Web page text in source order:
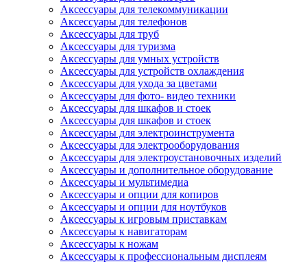
Аксессуары для телекоммуникации
Аксессуары для телефонов
Аксессуары для труб
Аксессуары для туризма
Аксессуары для умных устройств
Аксессуары для устройств охлаждения
Аксессуары для ухода за цветами
Аксессуары для фото- видео техники
Аксессуары для шкафов и стоек
Аксессуары для шкафов и стоек
Аксессуары для электроинструмента
Аксессуары для электрооборудования
Аксессуары для электроустановочных изделий
Аксессуары и дополнительное оборудование
Аксессуары и мультимедиа
Аксессуары и опции для копиров
Аксессуары и опции для ноутбуков
Аксессуары к игровым приставкам
Аксессуары к навигаторам
Аксессуары к ножам
Аксессуары к профессиональным дисплеям